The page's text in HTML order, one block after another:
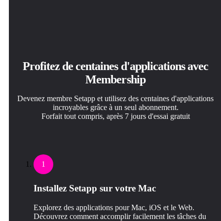
Profitez de centaines d'applications avec
Membership
Devenez membre Setapp et utilisez des centaines d'applications
incroyables grâce à un seul abonnement.
Forfait tout compris, après 7 jours d'essai gratuit
1
Installez Setapp sur votre Mac
Explorez des applications pour Mac, iOS et le Web.
Découvrez comment accomplir facilement les tâches du